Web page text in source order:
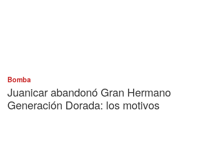
Bomba
Juanicar abandonó Gran Hermano
Generación Dorada: los motivos